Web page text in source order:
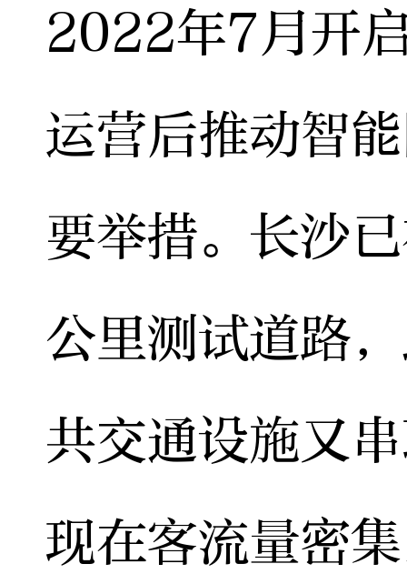
2022年7月开
运营后推动智
要举措。长沙
公里测试道路
共交通设施又
现在客流量密